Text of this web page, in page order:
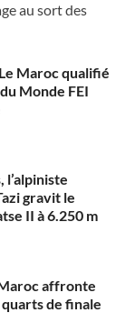
au sort des
Maroc qualifié
Monde FEI
l’alpiniste
gravit le
II à 6.250 m
affronte
quarts de finale